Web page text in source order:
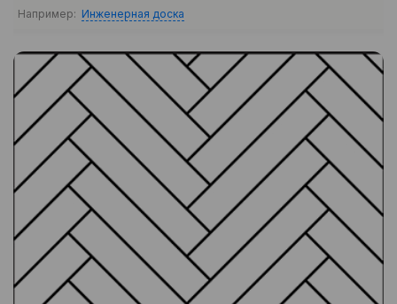
Например: Инженерная доска